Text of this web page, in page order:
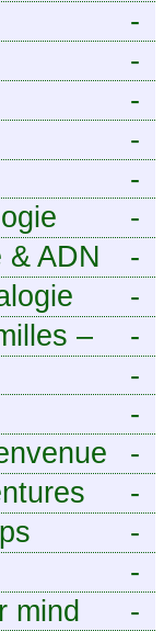
-
-
-
-
-
-
-
& ADN
-
-
–
-
-
-
pas
-
-
-
-
mind